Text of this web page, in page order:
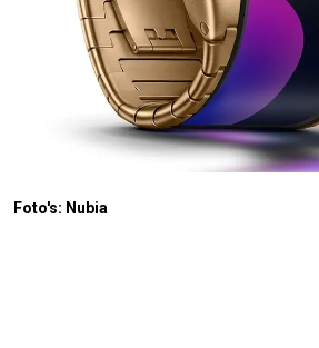
Foto's: Nubia